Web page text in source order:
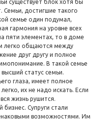
существует блок хотя бы
достигшие такого
семье один подумал,
гармония на уровне всех
пяти элементах, то в доме
легко общаются между
друг другу и полное
В такой семье
статус семьи.
глаза, имеет полное
их не надо искать. Если
жизнь рушится.
Супруги стали
наковыми возможностями. Им